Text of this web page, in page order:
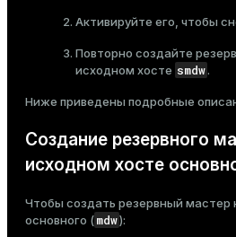
Активируйте его, чтобы
Повторно создайте
исходном хосте smdw.
Ниже приведены подробные
Создание резервного
исходном хосте
Чтобы создать резервный мастер
основного (mdw):